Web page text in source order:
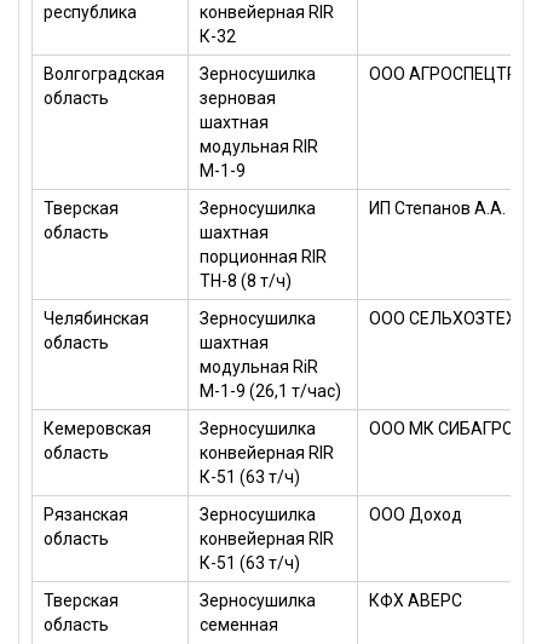
республика
конвейерная RIR
К-32
Волгоградская
область
Зерносушилка
зерновая
шахтная
модульная RIR
М-1-9
ООО
Тверская
область
Зерносушилка
шахтная
порционная RIR
ТН-8 (8 т/ч)
ИП Степанов А.А.
Челябинская
область
Зерносушилка
шахтная
модульная RiR
М-1-9 (26,1 т/час)
ООО
Кемеровская
область
Зерносушилка
конвейерная RIR
К-51 (63 т/ч)
ООО МК
Рязанская
область
Зерносушилка
конвейерная RIR
К-51 (63 т/ч)
ООО Доход
Тверская
область
Зерносушилка
семенная
КФХ АВЕРС